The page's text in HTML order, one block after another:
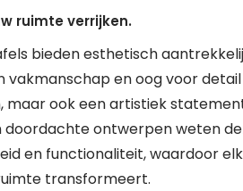
ruimte verrijken.
bieden esthetisch
vakmanschap en oog voor detail
maar ook een artistiek
doordachte ontwerpen weten
en functionaliteit, waardoor
transformeert.